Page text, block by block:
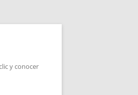
y conocer